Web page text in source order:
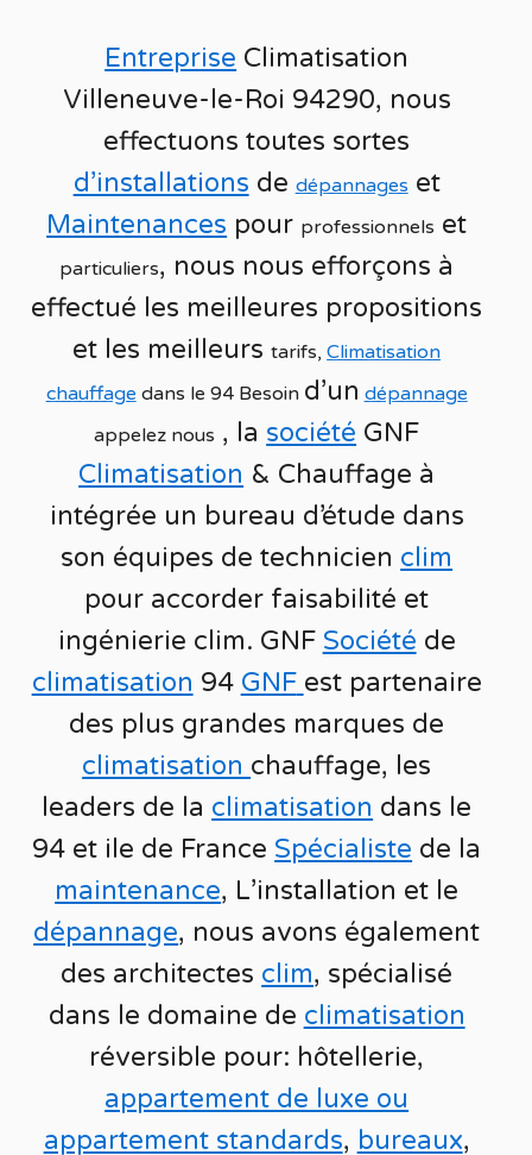
Entreprise Climatisation
Villeneuve-le-Roi 94290, nous
effectuons toutes sortes
d’installations de dépannages et
Maintenances pour professionnels et
particuliers, nous nous efforçons à
effectué les meilleures propositions
et les meilleurstarifs,Climatisation
chauffage dans le 94 Besoin d’un dépannage
appelez nous , la société GNF
Climatisation & Chauffage à
intégrée un bureau d’étude dans
son équipes de technicien clim
pour accorder faisabilité et
ingénierie clim. GNF Société de
climatisation 94 GNF est partenaire
des plus grandes marques de
climatisation chauffage, les
leaders de la climatisation dans le
94 et ile de France Spécialiste de la
maintenance, L’installation et le
dépannage, nous avons également
des architectes clim, spécialisé
dans le domaine de climatisation
réversible pour: hôtellerie,
appartement de luxe ou
appartement standards, bureaux,